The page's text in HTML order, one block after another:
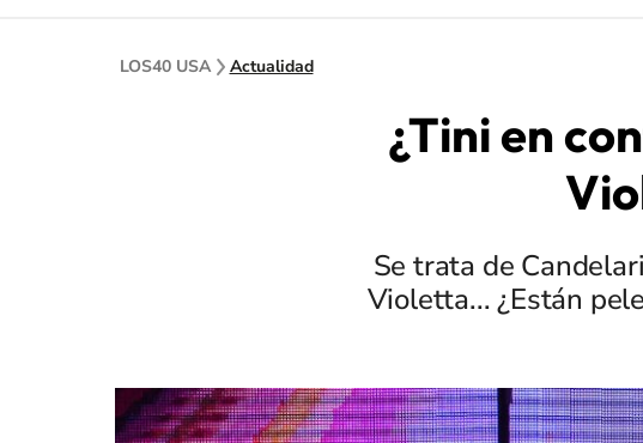
LOS40 USA Actualidad
¿Tini en
Se trata de
Violetta... ¿Están